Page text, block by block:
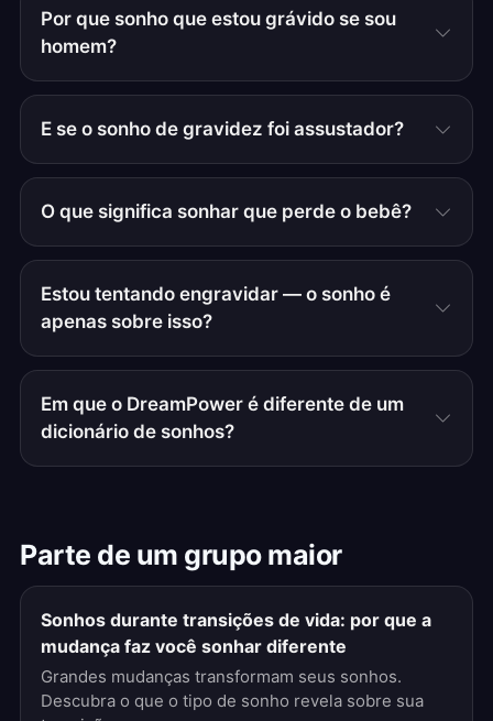
Por que sonho que estou grávido se sou
homem?
E se o sonho de gravidez foi assustador?
O que significa sonhar que perde o bebê?
Estou tentando engravidar — o sonho é
apenas sobre isso?
Em que o DreamPower é diferente de um
dicionário de sonhos?
Parte de um grupo maior
Sonhos durante transições de vida: por que a
mudança faz você sonhar diferente
Grandes mudanças transformam seus sonhos.
Descubra o que o tipo de sonho revela sobre sua